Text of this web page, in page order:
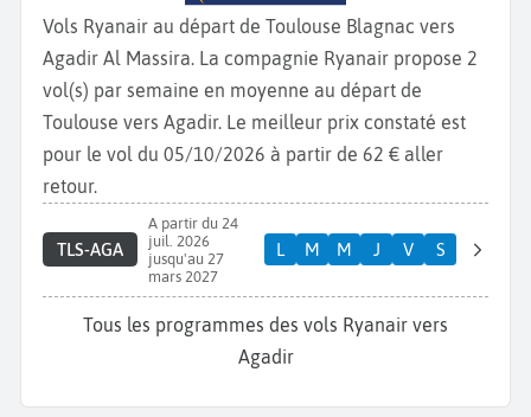
Vols Ryanair au départ de Toulouse Blagnac vers
Agadir Al Massira. La compagnie Ryanair propose 2
vol(s) par semaine en moyenne au départ de
Toulouse vers Agadir. Le meilleur prix constaté est
pour le vol du 05/10/2026 à partir de 62 € aller
retour.
TLS-AGA
A partir du 24
juil. 2026
jusqu'au 27
mars 2027
L M M J V S
Tous les programmes des vols Ryanair vers
Agadir